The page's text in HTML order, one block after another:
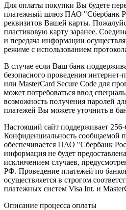
Для оплаты покупки Вы будете
платежный шлюз ПАО "Сбербанк
реквизитов Вашей карты.
пластиковую карту заранее.
и передача информации
режиме с использованием
В случае если Ваш банк
безопасного проведения
или MasterCard Secure Code для
может потребоваться ввод
возможность получения паролей
платежей Вы можете уточнить в
Настоящий сайт поддерживает
Конфиденциальность сообщаемой
обеспечивается ПАО "Сбербанк
информация не будет
исключением случаев,
РФ. Проведение платежей по
осуществляется в строгом
платежных систем Visa Int. и
Описание процессa оплаты